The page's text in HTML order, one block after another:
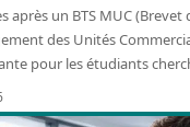
après un BTS MUC (Brevet
des Unités
pour les étudiants